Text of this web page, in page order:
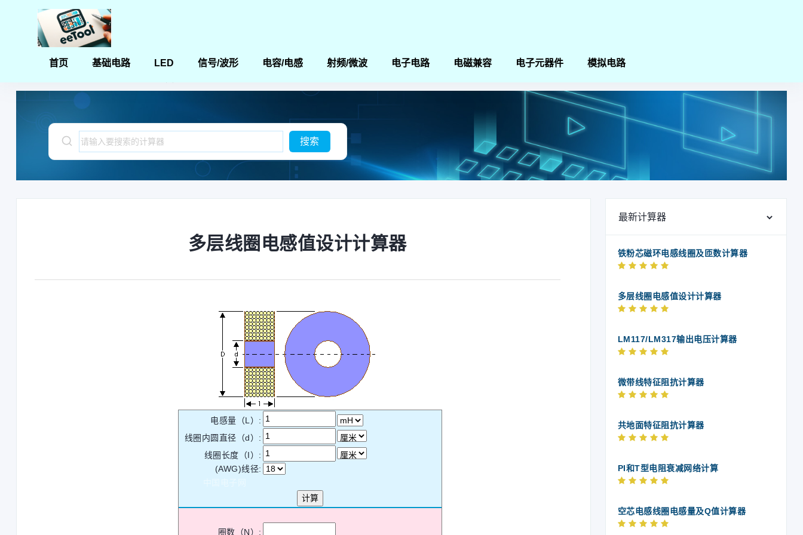
首页 基础电路 LED 信号/波形 电容/电感 射频/微波 电子电路 电磁兼容 电子元器件 模拟电路
多层线圈电感值设计计算器
电感量（L）:
线圈内圆直径（d）:
线圈长度（I）:
(AWG)线径:
圈数（N）:
最新计算器
铁粉芯磁环电感线圈及匝数计算器
多层线圈电感值设计计算器
LM117/LM317输出电压计算器
微带线特征阻抗计算器
共地面特征阻抗计算器
PI和T型电阻衰减网络计算
空芯电感线圈电感量及Q值计算器